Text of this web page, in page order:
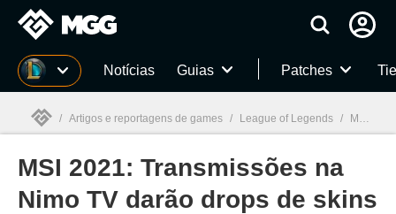
Millenium Notícias Guias Patches
Millenium
/ Artigos e reportagens de games / League of Legends / MSI 2021: Transmissões na Nimo TV darão drops de skins de LoL e acessórios
MSI 2021: Transmissões na
Nimo TV darão drops de skins